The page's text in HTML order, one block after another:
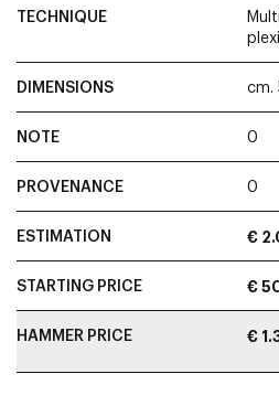
TECHNIQUE
DIMENSIONS cm.
NOTE 0
PROVENANCE 0
ESTIMATION €
STARTING PRICE €
HAMMER PRICE €